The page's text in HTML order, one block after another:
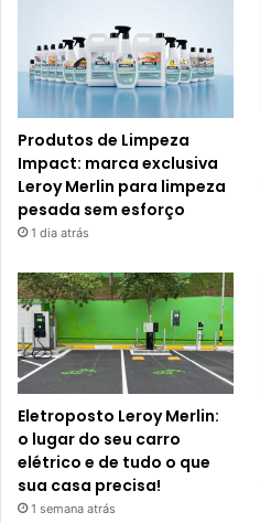
Produtos de Limpeza
Impact: marca exclusiva
Leroy Merlin para limpeza
pesada sem esforço
1 dia atrás
Eletroposto Leroy Merlin:
o lugar do seu carro
elétrico e de tudo o que
sua casa precisa!
1 semana atrás